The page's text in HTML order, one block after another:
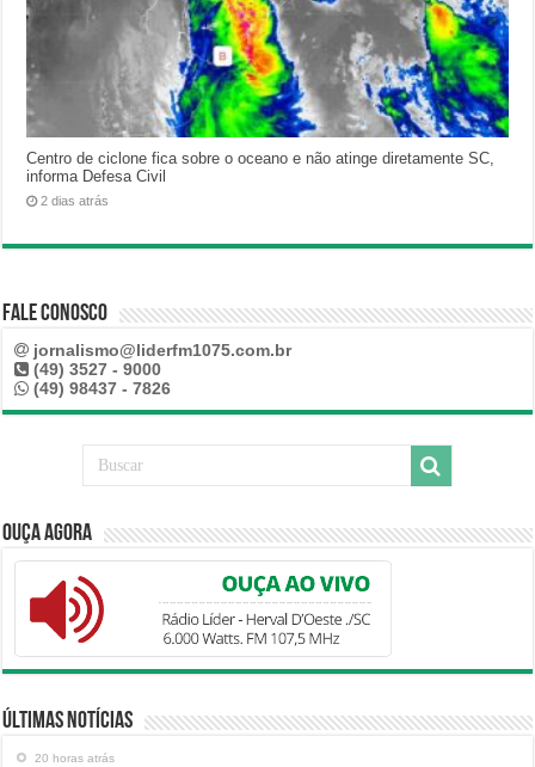
Centro de ciclone fica sobre o oceano e não atinge diretamente SC,
informa Defesa Civil
2 dias atrás
Fale Conosco
jornalismo@liderfm1075.com.br
(49) 3527 - 9000
(49) 98437 - 7826
Ouça Agora
Últimas Notícias
20 horas atrás